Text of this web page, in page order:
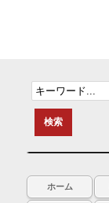
ホーム